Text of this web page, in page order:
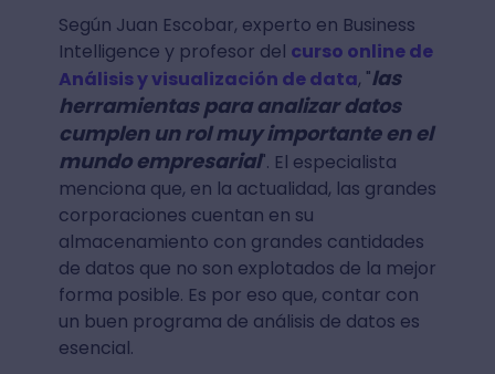
Según Juan Escobar, experto en Business
Intelligence y profesor del curso online de
Análisis y visualización de data, "las
herramientas para analizar datos
cumplen un rol muy importante en el
mundo empresarial". El especialista
menciona que, en la actualidad, las grandes
corporaciones cuentan en su
almacenamiento con grandes cantidades
de datos que no son explotados de la mejor
forma posible. Es por eso que, contar con
un buen programa de análisis de datos es
esencial.